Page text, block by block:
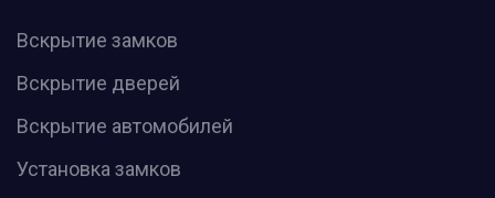
Вскрытие замков
Вскрытие дверей
Вскрытие автомобилей
Установка замков